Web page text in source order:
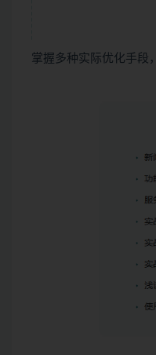
掌握多种实际优化手段